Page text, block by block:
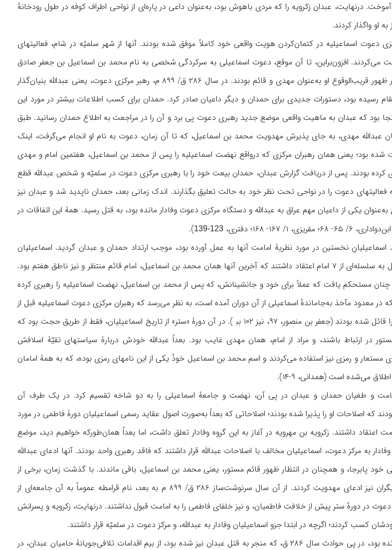
آموخت. درنهایت، عبدان زکرویه را که مردی باهوش بود، به‌عنوان داعی در پاره‌ای از نواحی اطراف کوفه در طول رودخانهٔ
او واگذار کردند.
ق/ ۸۹۳ م، رهبران مرکزی دعوت اسماعیلیه در کتمان‌کردن هویت واقعی خود کاملاً موفق شده بودند. آنها از شهر سلمیّه در شام، فعالیتهای
می‌کردند. افزون‌براین، تا آن موقع، دعوت اسماعیلی به سرکردگی شخصی به نام محمد بن ‌اسماعیل بن‌ جعفر صادق
گسترش یافته بود که اسماعیلیان در انتظار ظهور قریب‌الوقوع او به‌عنوان مهدی و قائم بودند. در سال ۲۸۶ ق/ ۸۹۹ م، رهبر مرکزی دعوت، یعنی عبدالله بنیان‌گذار
رسیده بود، دستورات جدیدی برای حمدان و دیگر داعیان صادر کرد. حمدان برای کسب اطلاعات بیشتر در مورد این
آنجا بود که عبدان به ماهیت واقعی موضع جدید رهبری دعوت پی برد و آن را در مراجعت به اطلاع حمدان رسانید. طبق
عبدالله مهدی، به ‌جای پذیرش مهدویت محمد بن ‌اسماعیل، که تا آن زمان، دعوت به نام او انجام می‌گرفت، اینک
بود؛ یعنی همان رهبران مرکزی که درواقع نهضت اسماعیلیه را پس از محمد بن ‌اسماعیل، هفتمین امام و مهدی
کرده بودند. پس از دریافت گزارش عبدان، حمدان بیعت خود را با رهبری مرکزی دعوت در سلمیّه و شخص عبدالله قطع
فعالیتهای دعوت را در نواحی تحت‌ نظر خود به حالت تعلیق بگذارند. اندک زمانی بعد، حمدان ناپدید شد و عبدان نیز
یکی از داعیان مهم عراق به عبدالله و دستگاه مرکزی دعوت وفادار مانده بود، به قتل رسید. همۀ این اتفاقات در
123-139
).
نخستین در مورد نظریۀ امامت آنها به عمل آورده بود، موجب ارتداد حمدان و عبدان گردید. اسماعیلیان
نخستین، همان‌طورکه پیش‌تر گفتیم، دراصل به سلسله‌ای از ۷ امام اعتقاد داشتند که آخرین آنها همان محمد بن ‌اسماعیل، امام قائم منتظر و نیز ناطق هفتم بود.
خود را چنان مستحکم یافت که عملاً برای خود و جانشینانش، که پس از محمد بن اسماعیل، نهضت اسماعیلیه را رهبری کرده
در معدود مآخذ به‌جاماندهٔ اسماعیلی از آن دوران آمده است، به نظر می‌رسد که رهبران مرکزی دعوت اسماعیلیه قبل از
اصلاحات عبدالله، برای خود مرتبهٔ «حجّت» را قائل شده بودند (جعفر بن منصور، ۹۷، نیز ۱۰۲ ﺑﺒ ). در آن دورۀ «ستر» از تاریخ اسماعیلیان، فقط از طریق حجت بود که
در ارتباط باشند، و مراد از امام، همان مهدی غایب بود. بعداً عبدالله خودش دربارۀ سیاستهای تقیّۀ اسلافش
مستعار و رمزی نیز استفاده می‌کردند و اسم محمد بن ‌اسماعیل خودْ یکی از این نامهای رمزی بوده، که به همۀ امامان
می‌شده است (همدانی، ۹-۱۴).
امامت و طغیان حمدان و عبدان در پی آن، نهضت و جامعۀ اسماعیلی را به دو شاخه تقسیم کرد. در یک طرف آن
که اصلاحات او را پذیرا شده بودند؛ اصلاحاتی که بعداً به‌صورت اصول عقاید رسمی اسماعیلیان دورۀ فاطمی در مورد
اعتقاد داشتند. زکرویه ‌بن ‌مهرویه در آغاز به این گروه وفادار تعلق داشت، اما بعداً همان‌طورکه خواهیم دید، موضع
به مرکز دعوت، اسماعیلیان مخالف با اصلاحات عبدالله قرار داشتند که فاقد رهبری واحد بودند. آنها ادعای عبدالله
خود پابرجا، و همچنان در انتظار ظهور قائم مستور، یعنی محمد بن اسماعیل، باقی ماندند. با گذشت زمان، برخی از
رهبران این جناح مخالفْ برای خود و یا دیگران نیز ادعای مهدویت کردند. از آن سال سرنوشت‌ساز ۲۸۶ ق/ ۸۹۹ م به بعد، نام قرامطه عموماً به آن جامعه‌ای از
در دورهٔ ستر پیش از خلافت فاطمیان، و نیز خلفای فاطمی را به امامت قبول نداشتند. درنهایت، زکرویه و پسرانش
کسب کردند؛ اگرچه در ابتدا جزو اسماعیلیان وفادار به عبدالله، و مرکز دعوت در سلمیّه قرار داشتند.
در این میان، زکرویه که به عبدالله وفادار مانده بود، در پی حوادث سال ۲۸۶ ق، که منجر به قتل عبدان نیز شده بود، از بیم اقدامات تلافی‌جویانۀ حامیان عبدان، در